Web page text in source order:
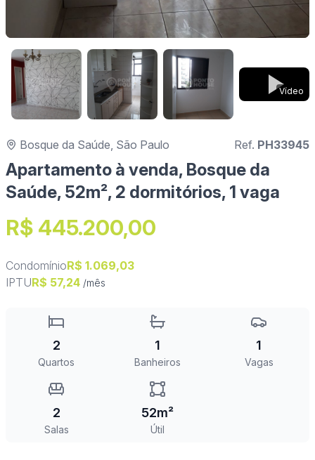
Vídeo
Bosque da Saúde, São Paulo Ref. PH33945
Apartamento à venda, Bosque da
Saúde, 52m², 2 dormitórios, 1 vaga
R$ 445.200,00
CondomínioR$ 1.069,03
IPTUR$ 57,24 /mês
2
Quartos
1
Banheiros
1
Vagas
2
Salas
52m²
Útil